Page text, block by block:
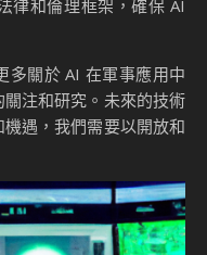
律和倫理框架，確保 AI
多關於 AI 在軍事應用中
注和研究。未來的技術
遇，我們需要以開放和